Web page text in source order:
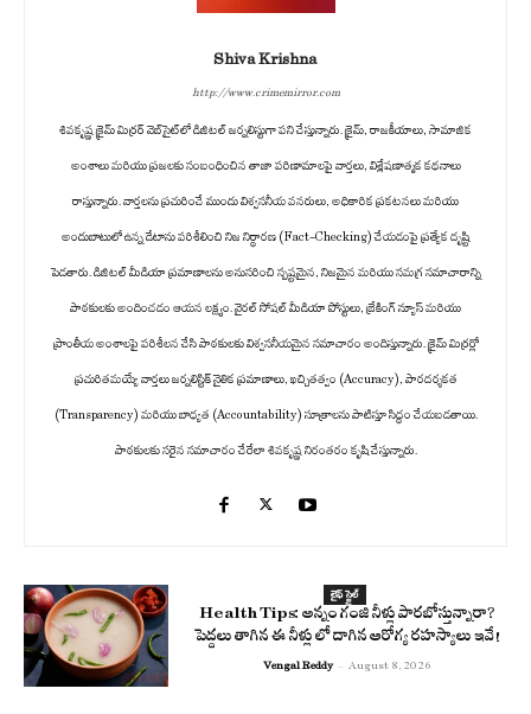
Shiva Krishna
http://www.crimemirror.com
శివకృష్ణ క్రైమ్ మిర్రర్ వెబ్‌సైట్‌లో డిజిటల్ జర్నలిస్టుగా పని చేస్తున్నారు. క్రైమ్, రాజకీయాలు, సామాజిక
అంశాలు మరియు ప్రజలకు సంబంధించిన తాజా పరిణామాలపై వార్తలు, విశ్లేషణాత్మక కథనాలు
రాస్తున్నారు. వార్తలను ప్రచురించే ముందు విశ్వసనీయ వనరులు, అధికారిక ప్రకటనలు మరియు
అందుబాటులో ఉన్న డేటాను పరిశీలించి నిజ నిర్ధారణ (Fact-Checking) చేయడంపై ప్రత్యేక దృష్టి
పెడతారు. డిజిటల్ మీడియా ప్రమాణాలను అనుసరించి స్పష్టమైన, నిజమైన మరియు సమగ్ర సమాచారాన్ని
పాఠకులకు అందించడం ఆయన లక్ష్యం. వైరల్ సోషల్ మీడియా పోస్టులు, బ్రేకింగ్ న్యూస్ మరియు
ప్రాంతీయ అంశాలపై పరిశీలన చేసి పాఠకులకు విశ్వసనీయమైన సమాచారం అందిస్తున్నారు. క్రైమ్ మిర్రర్లో
ప్రచురితమయ్యే వార్తలు జర్నలిస్టిక్ నైతిక ప్రమాణాలు, ఖచ్చితత్వం (Accuracy), పారదర్శకత
(Transparency) మరియు బాధ్యత (Accountability) సూత్రాలను పాటిస్తూ సిద్ధం చేయబడతాయి.
పాఠకులకు సరైన సమాచారం చేరేలా శివకృష్ణ నిరంతరం కృషి చేస్తున్నారు.
లైఫ్ స్టైల్
Health Tips: అన్నం గంజి నీళ్లు పారబోస్తున్నారా?
పెద్దలు తాగిన ఈ నీళ్లు లో దాగిన ఆరోగ్య రహస్యాలు ఇవే!
Vengal Reddy - August 8, 2026